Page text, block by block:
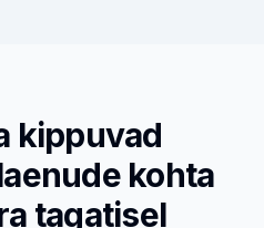
kippuvad
kohta
tagatisel